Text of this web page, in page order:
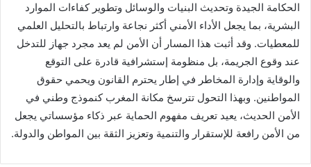
الحكامة الجيدة وتحديث البنيات والوسائل وتطوير كفاءات الموارد
البشرية، بما يجعل الأداء الأمني أكثر نجاعة وارتباط بالتحليل العلمي
للمعطيات. وقد أثبت هذا المسار أن الأمن لم يعد مجرد جهاز للتدخل
عند وقوع الجريمة، بل منظومة إستشرافية قادرة على التوقع
والوقاية وإدارة المخاطر في إطار يحترم القانون ويحمي حقوق
المواطنين. وبهذا التحول تترسخ مكانة المغرب كنموذج وطني في
الأمن الحديث، يعيد تعريف مفهوم الحماية عبر ذكاء مؤسساتي يجعل
من الأمن رافعة للإستقرار والتنمية وتعزيز الثقة بين المواطن والدولة.